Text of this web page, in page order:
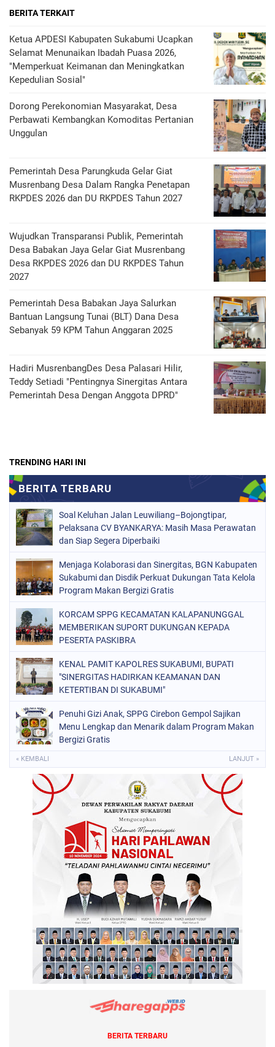
BERITA TERKAIT
Ketua APDESI Kabupaten Sukabumi Ucapkan
Selamat Menunaikan Ibadah Puasa 2026,
"Memperkuat Keimanan dan Meningkatkan
Kepedulian Sosial"
Dorong Perekonomian Masyarakat, Desa
Perbawati Kembangkan Komoditas Pertanian
Unggulan
Pemerintah Desa Parungkuda Gelar Giat
Musrenbang Desa Dalam Rangka Penetapan
RKPDES 2026 dan DU RKPDES Tahun 2027
Wujudkan Transparansi Publik, Pemerintah
Desa Babakan Jaya Gelar Giat Musrenbang
Desa RKPDES 2026 dan DU RKPDES Tahun
2027
Pemerintah Desa Babakan Jaya Salurkan
Bantuan Langsung Tunai (BLT) Dana Desa
Sebanyak 59 KPM Tahun Anggaran 2025
Hadiri MusrenbangDes Desa Palasari Hilir,
Teddy Setiadi "Pentingnya Sinergitas Antara
Pemerintah Desa Dengan Anggota DPRD"
TRENDING HARI INI
Soal Keluhan Jalan Leuwiliang–Bojongtipar,
Pelaksana CV BYANKARYA: Masih Masa Perawatan
dan Siap Segera Diperbaiki
Menjaga Kolaborasi dan Sinergitas, BGN Kabupaten
Sukabumi dan Disdik Perkuat Dukungan Tata Kelola
Program Makan Bergizi Gratis
KORCAM SPPG KECAMATAN KALAPANUNGGAL
MEMBERIKAN SUPORT DUKUNGAN KEPADA
PESERTA PASKIBRA
KENAL PAMIT KAPOLRES SUKABUMI, BUPATI
"SINERGITAS HADIRKAN KEAMANAN DAN
KETERTIBAN DI SUKABUMI"
Penuhi Gizi Anak, SPPG Cirebon Gempol Sajikan
Menu Lengkap dan Menarik dalam Program Makan
Bergizi Gratis
« KEMBALI LANJUT »
BERITA TERBARU